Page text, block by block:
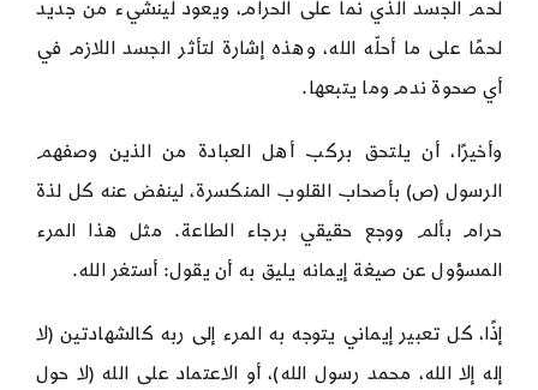
لحم الجسد الذي نما على الحرام، ويعود لينشيء من جديد
لحمًا على ما أحلّه الله، وهذه إشارة لتأثر الجسد اللازم في
أي صحوة ندم وما يتبعها.
وأخيرًا، أن يلتحق بركب أهل العبادة من الذين وصفهم
الرسول (ص) بأصحاب القلوب المنكسرة، لينفض عنه كل لذة
حرام بألم ووجع حقيقي برجاء الطاعة. مثل هذا المرء
المسؤول عن صيغة إيمانه يليق به أن يقول: أستغر الله.
إذًا، كل تعبير إيماني يتوجه به المرء إلى ربه كالشهادتين (لا
إله إلا الله، محمد رسول الله)، أو الاعتماد على الله (لا حول